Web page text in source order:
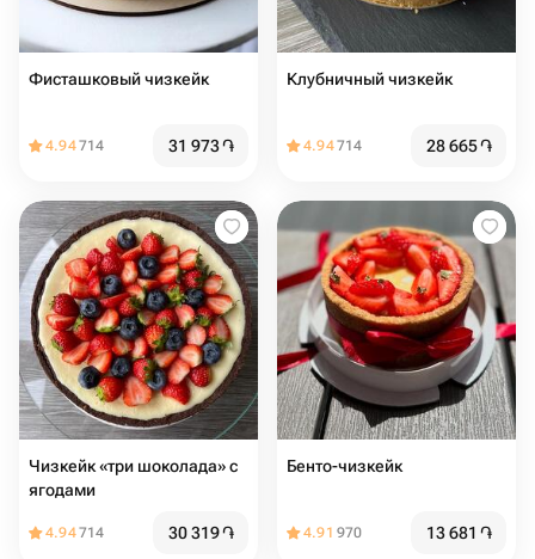
Фисташковый чизкейк
4.94714 31 973֏
Клубничный чизкейк
4.94714 28 665֏
Чизкейк «три шоколада» с
ягодами
4.94714 30 319֏
Бенто-чизкейк
4.91 970 13 681 ֏